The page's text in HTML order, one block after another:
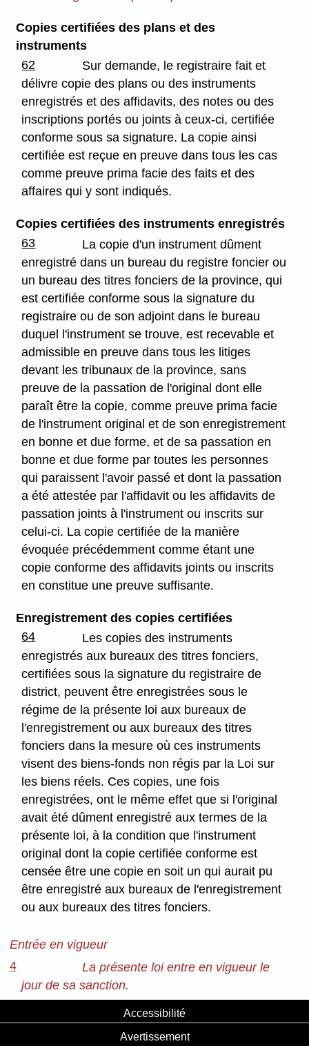
Copies certifiées des plans et des
instruments
62
Sur demande, le registraire fait et
délivre copie des plans ou des instruments
enregistrés et des affidavits, des notes ou des
inscriptions portés ou joints à ceux-ci, certifiée
conforme sous sa signature. La copie ainsi
certifiée est reçue en preuve dans tous les cas
comme preuve prima facie des faits et des
affaires qui y sont indiqués.
Copies certifiées des instruments enregistrés
63
La copie d'un instrument dûment
enregistré dans un bureau du registre foncier ou
un bureau des titres fonciers de la province, qui
est certifiée conforme sous la signature du
registraire ou de son adjoint dans le bureau
duquel l'instrument se trouve, est recevable et
admissible en preuve dans tous les litiges
devant les tribunaux de la province, sans
preuve de la passation de l'original dont elle
paraît être la copie, comme preuve prima facie
de l'instrument original et de son enregistrement
en bonne et due forme, et de sa passation en
bonne et due forme par toutes les personnes
qui paraissent l'avoir passé et dont la passation
a été attestée par l'affidavit ou les affidavits de
passation joints à l'instrument ou inscrits sur
celui-ci. La copie certifiée de la manière
évoquée précédemment comme étant une
copie conforme des affidavits joints ou inscrits
en constitue une preuve suffisante.
Enregistrement des copies certifiées
64
Les copies des instruments
enregistrés aux bureaux des titres fonciers,
certifiées sous la signature du registraire de
district, peuvent être enregistrées sous le
régime de la présente loi aux bureaux de
l'enregistrement ou aux bureaux des titres
fonciers dans la mesure où ces instruments
visent des biens-fonds non régis par la Loi sur
les biens réels. Ces copies, une fois
enregistrées, ont le même effet que si l'original
avait été dûment enregistré aux termes de la
présente loi, à la condition que l'instrument
original dont la copie certifiée conforme est
censée être une copie en soit un qui aurait pu
être enregistré aux bureaux de l'enregistrement
ou aux bureaux des titres fonciers.
Entrée en vigueur
4
La présente loi entre en vigueur le
jour de sa sanction.
Accessibilité
Avertissement